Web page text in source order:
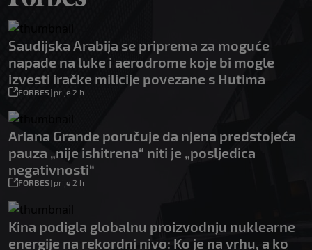
Saudijska Arabija se priprema za moguće
napade na luke i aerodrome koje bi mogle
izvesti iračke milicije povezane s Hutima
FORBES| prije 2 h
Ariana Grande poručuje da njena predstojeća
pauza „nije ishitrena“ niti je „posljedica
negativnosti“
FORBES| prije 2 h
Kina podigla globalnu proizvodnju nuklearne
energije na rekordni nivo: Ko je na vrhu, a ko